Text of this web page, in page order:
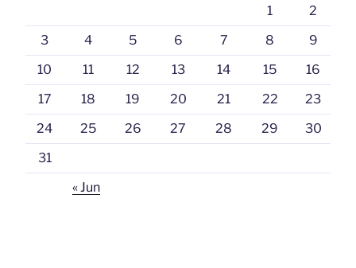
1
2
3
4 5 6 7 8
9
10
11 12 13 14 15
16
17
18 19 20 21 22
23
24
25 26 27 28 29
30
31
« Jun